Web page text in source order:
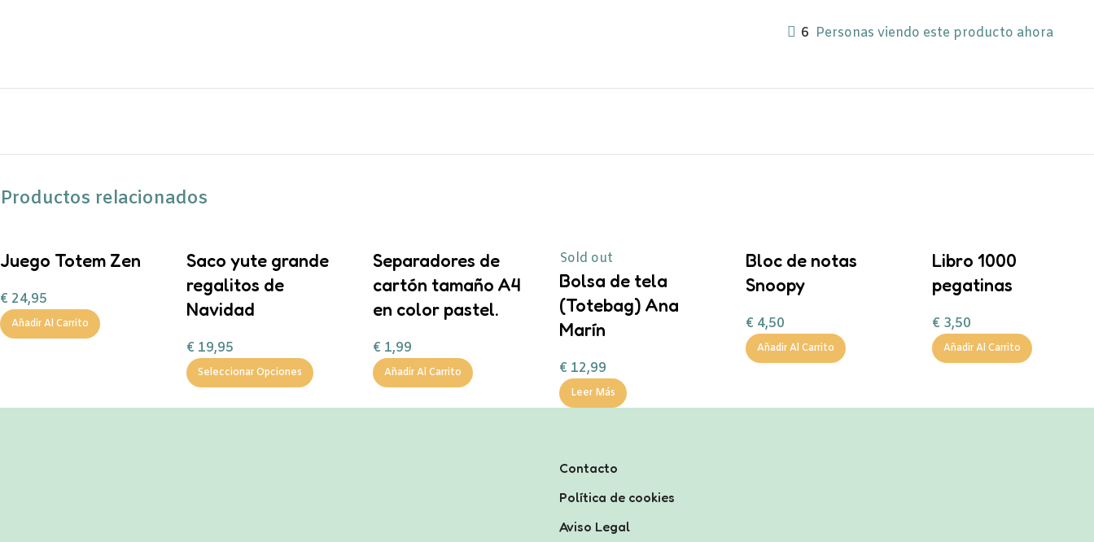
6 Personas viendo este producto ahora
Productos relacionados
Juego Totem Zen
€ 24,95
Añadir Al Carrito
Saco yute grande
regalitos de
Navidad
€ 19,95
Seleccionar Opciones
Separadores de
cartón tamaño A4
en color pastel.
€ 1,99
Añadir Al Carrito
Sold out
Bolsa de tela
(Totebag) Ana
Marín
€ 12,99
Leer Más
Bloc de notas
Snoopy
€ 4,50
Añadir Al Carrito
Libro 1000
pegatinas
€ 3,50
Añadir Al Carrito
Contacto
Política de cookies
Aviso Legal